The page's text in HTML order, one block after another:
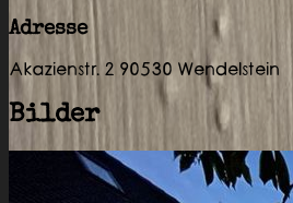
Adresse
Akazienstr. 2 90530 Wendelstein
Bilder